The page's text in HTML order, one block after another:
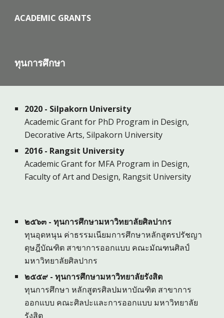
ACADEMIC GRANTS
ทุนการศึกษา
2020 - Silpakorn University
Academic Grant for PhD Program in Design,
Decorative Arts, Silpakorn University
2016 - Rangsit University
Academic Grant for MFA Program in Design,
Faculty of Art and Design, Rangsit University
๒๕๖๓ - ทุนการศึกษามหาวิทยาลัยศิลปากร
ทุนอุดหนุน ค่าธรรมเนียมการศึกษาหลักสูตรปรัชญา
ดุษฎีบัณฑิต สาขาการออกแบบ คณะมัณฑนศิลป์
มหาวิทยาลัยศิลปากร
๒๕๕๙ - ทุนการศึกษามหาวิทยาลัยรังสิต
ทุนการศึกษา หลักสูตรศิลปมหาบัณฑิต สาขาการ
ออกแบบ คณะศิลปะและการออกแบบ มหาวิทยาลัย
รังสิต